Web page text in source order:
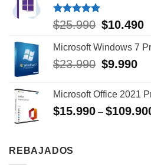
Valorado
con5.00
$25.990 El
original
era:
$25.990.
$10.490El
Microsoft Windows 7
$23.990 El
era:
$23.990.
$9.990El
es:
Microsoft Office 2021
$15.990 – $
REBAJADOS